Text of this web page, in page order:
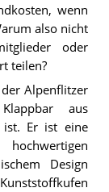
wenn
also nicht
oder
teilen?
Alpenflitzer
aus
ist. Er ist eine
Design